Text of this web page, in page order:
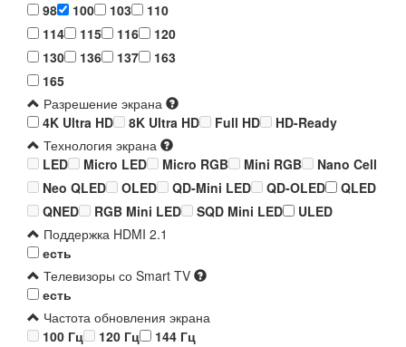
98
100 103
110
114
115 116
120
130
136 137
163
165
Разрешение экрана
4K Ultra HD
8K Ultra HD Full HD
HD-Ready
Технология экрана
LED
Micro LED Micro RGB Mini RGB
Nano Cell
Neo QLED
OLED QD-Mini LED QD-OLED
QLED
QNED
RGB Mini LED SQD Mini LED
ULED
Поддержка HDMI 2.1
есть
Телевизоры со Smart TV
есть
Частота обновления экрана
100 Гц
120 Гц
144 Гц